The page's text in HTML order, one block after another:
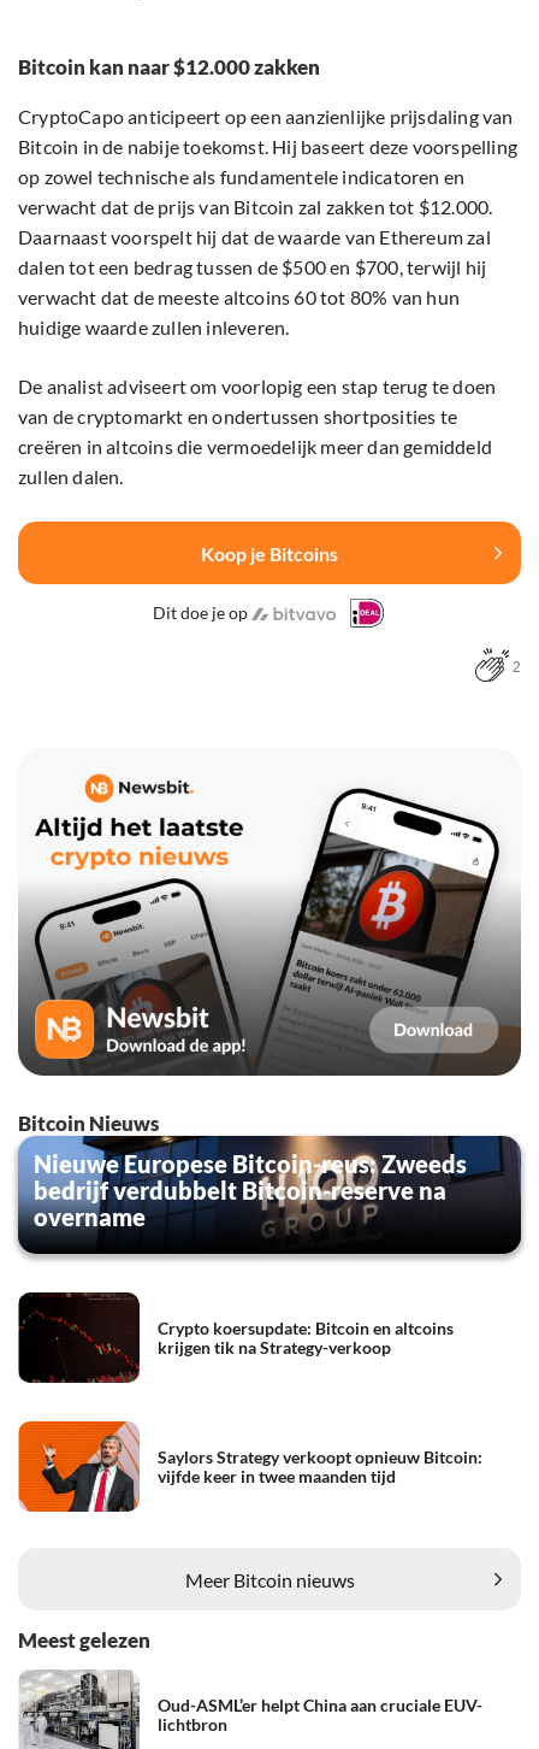
Bitcoin kan naar $12.000 zakken
CryptoCapo anticipeert op een aanzienlijke prijsdaling van
Bitcoin in de nabije toekomst. Hij baseert deze voorspelling
op zowel technische als fundamentele indicatoren en
verwacht dat de prijs van Bitcoin zal zakken tot $12.000.
Daarnaast voorspelt hij dat de waarde van Ethereum zal
dalen tot een bedrag tussen de $500 en $700, terwijl hij
verwacht dat de meeste altcoins 60 tot 80% van hun
huidige waarde zullen inleveren.
De analist adviseert om voorlopig een stap terug te doen
van de cryptomarkt en ondertussen shortposities te
creëren in altcoins die vermoedelijk meer dan gemiddeld
zullen dalen.
Koop je Bitcoins
Dit doe je op
2
Bitcoin Nieuws
Nieuwe Europese Bitcoin-reus: Zweeds
bedrijf verdubbelt Bitcoin-reserve na
overname
Crypto koersupdate: Bitcoin en altcoins
krijgen tik na Strategy-verkoop
Saylors Strategy verkoopt opnieuw Bitcoin:
vijfde keer in twee maanden tijd
Meer Bitcoin nieuws
Meest gelezen
Oud-ASML’er helpt China aan cruciale EUV-
lichtbron